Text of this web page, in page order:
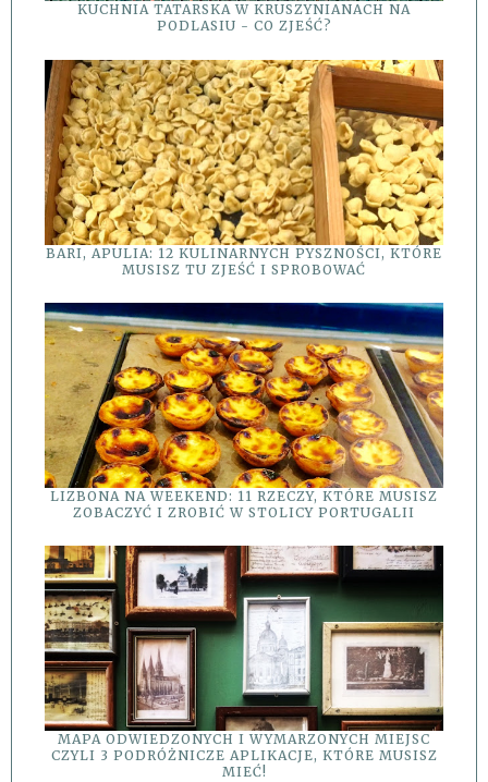
KUCHNIA TATARSKA W KRUSZYNIANACH NA
PODLASIU - CO ZJEŚĆ?
BARI, APULIA: 12 KULINARNYCH PYSZNOŚCI, KTÓRE
MUSISZ TU ZJEŚĆ I SPROBOWAĆ
LIZBONA NA WEEKEND: 11 RZECZY, KTÓRE MUSISZ
ZOBACZYĆ I ZROBIĆ W STOLICY PORTUGALII
MAPA ODWIEDZONYCH I WYMARZONYCH MIEJSC
CZYLI 3 PODRÓŻNICZE APLIKACJE, KTÓRE MUSISZ
MIEĆ!